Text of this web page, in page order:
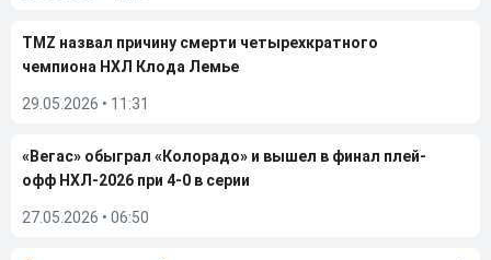
TMZ назвал причину смерти четырехкратного
чемпиона НХЛ Клода Лемье
29.05.2026 • 11:31
«Вегас» обыграл «Колорадо» и вышел в финал плей-
офф НХЛ-2026 при 4-0 в серии
27.05.2026 • 06:50